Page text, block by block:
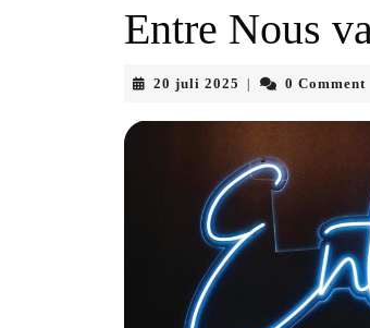
Entre Nous
20 juli 2025 20
2025
0 Comment